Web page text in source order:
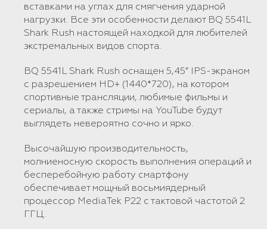
вставками на углах для смягчения ударной
нагрузки. Все эти особенности делают BQ 5541L
Shark Rush настоящей находкой для любителей
экстремальных видов спорта.
BQ 5541L Shark Rush оснащен 5,45” IPS-экраном
с разрешением HD+ (1440*720), на котором
спортивные трансляции, любимые фильмы и
сериалы, а также стримы на YouTube будут
выглядеть невероятно сочно и ярко.
Высочайшую производительность,
молниеносную скорость выполнения операций и
бесперебойную работу смартфону
обеспечивает мощный восьмиядерный
процессор MediaTek P22 с тактовой частотой 2
ГГЦ.